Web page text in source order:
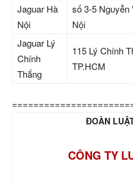
Jaguar Hà
Nội
số 3-5 Nguyễn
Nội
Jaguar Lý
Chính
Thắng
115 Lý Chính
TP.HCM
ĐOÀN
CÔNG TY